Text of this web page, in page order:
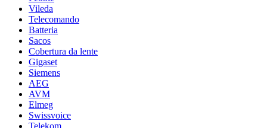
Vileda
Telecomando
Batteria
Sacos
Cobertura da lente
Gigaset
Siemens
AEG
AVM
Elmeg
Swissvoice
Telekom